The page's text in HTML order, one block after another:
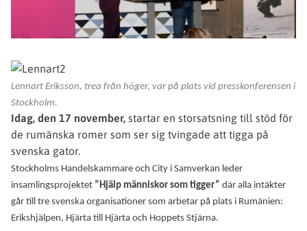
Lennart Eriksson, trea från höger, var på plats vid presskonferensen i
Stockholm.
Idag, den 17 november, startar en storsatsning till stöd för
de rumänska romer som ser sig tvingade att tigga på
svenska gator.
Stockholms Handelskammare och City i Samverkan leder
insamlingsprojektet ”Hjälp människor som tigger” där alla intäkter
går till tre svenska organisationer som arbetar på plats i Rumänien:
Erikshjälpen, Hjärta till Hjärta och Hoppets Stjärna.